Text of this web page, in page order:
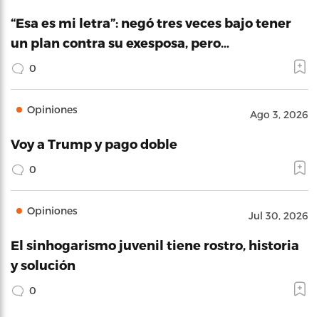
“Esa es mi letra”: negó tres veces bajo tener
un plan contra su exesposa, pero…
0
Opiniones Ago 3, 2026
Voy a Trump y pago doble
0
Opiniones Jul 30, 2026
El sinhogarismo juvenil tiene rostro, historia
y solución
0